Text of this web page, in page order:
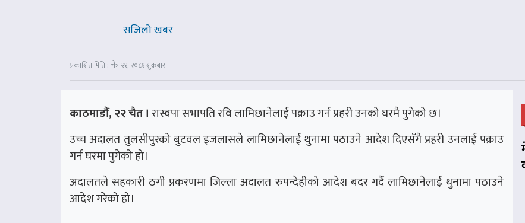
सजिलो खबर
प्रकाशित मिति : चैत्र २१, २०८१ शुक्रबार
काठमाडौं, २२ चैत ।रास्वपा सभापति रवि लामिछानेलाई पक्राउ गर्न प्रहरी उनको घरमै पुगेको छ।
उच्च अदालत तुलसीपुरको बुटवल इजलासले लामिछानेलाई थुनामा पठाउने आदेश दिएसँगै प्रहरी उनलाई पक्राउ
गर्न घरमा पुगेको हो।
अदालतले सहकारी ठगी प्रकरणमा जिल्ला अदालत रुपन्देहीको आदेश बदर गर्दै लामिछानेलाई थुनामा पठाउने
आदेश गरेको हो।